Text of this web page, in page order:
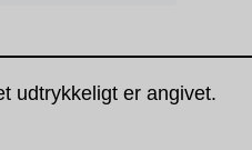
udtrykkeligt er angivet.